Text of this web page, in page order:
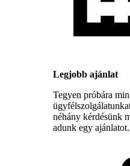
Legjobb ajánlat
Tegyen próbára
néhány kérdésünk
adunk egy ajánlatot.